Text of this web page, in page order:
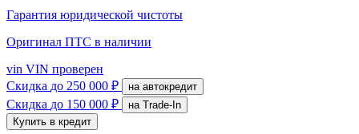
Гарантия юридической чистоты
Оригинал ПТС в наличии
vin VIN проверен
Скидка до 250 000 ₽ на автокредит
Скидка до 150 000 ₽
на Trade-In
Купить в кредит